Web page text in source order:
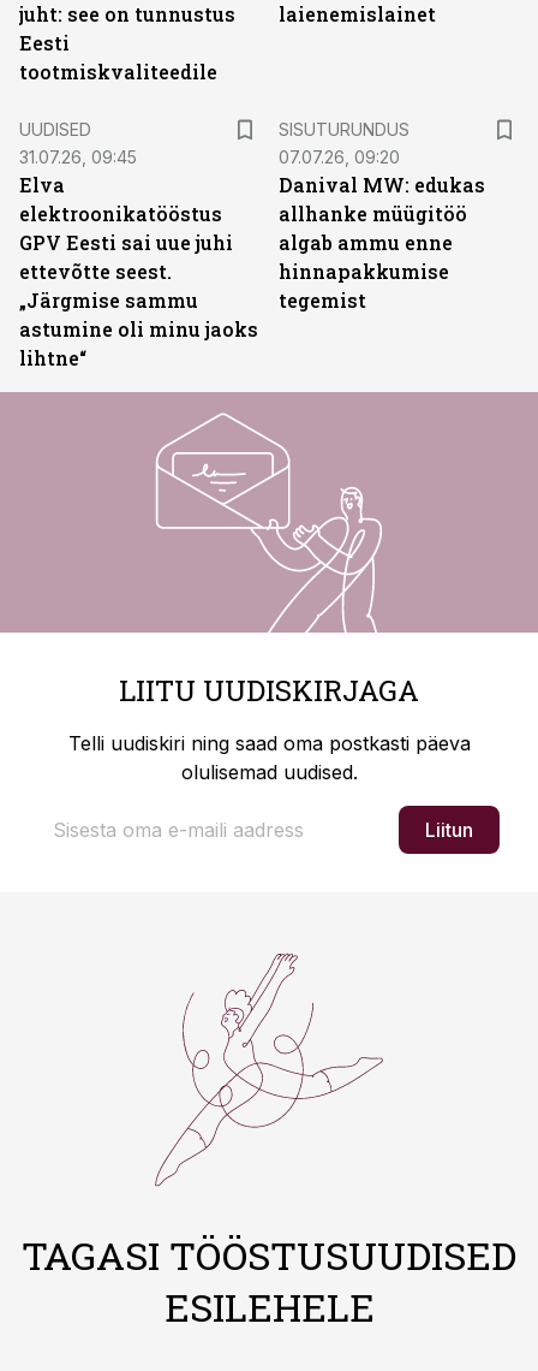
juht: see on tunnustus
Eesti
tootmiskvaliteedile
laienemislainet
UUDISED
31.07.26, 09:45
Elva
elektroonikatööstus
GPV Eesti sai uue juhi
ettevõtte seest.
„Järgmise sammu
astumine oli minu jaoks
lihtne“
SISUTURUNDUS
07.07.26, 09:20
Danival MW: edukas
allhanke müügitöö
algab ammu enne
hinnapakkumise
tegemist
LIITU UUDISKIRJAGA
Telli uudiskiri ning saad oma postkasti päeva
olulisemad uudised.
Liitun
TAGASI TÖÖSTUSUUDISED
ESILEHELE